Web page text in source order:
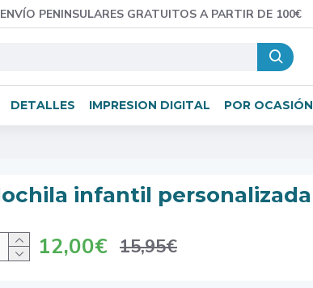
PENINSULARES GRATUITOS A PARTIR DE 100€
DETALLES IMPRESION DIGITAL POR OCASIÓN
infantil personalizada
12,00€ 15,95€